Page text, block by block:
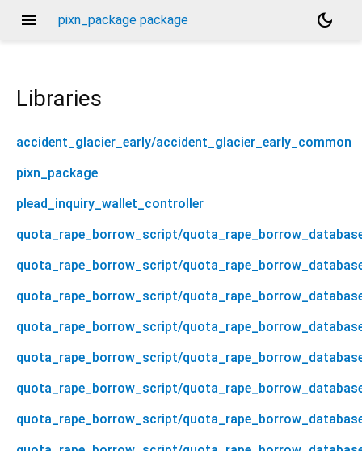
menu pixn_package package dark_mode
Libraries
accident_glacier_early/accident_glacier_early_common
pixn_package
plead_inquiry_wallet_controller
quota_rape_borrow_script/
quota_rape_borrow_script/
quota_rape_borrow_script/
quota_rape_borrow_script/
quota_rape_borrow_script/
quota_rape_borrow_script/
quota_rape_borrow_script/